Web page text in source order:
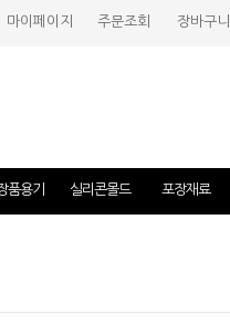
마이페이지 주문조회 장바구니
품용기 실리콘몰드 포장재료